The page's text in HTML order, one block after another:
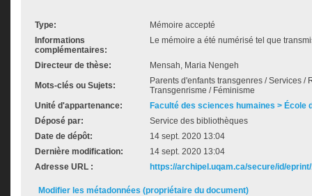
Type:
Mémoire accepté
Informations
complémentaires:
Le mémoire a été numérisé tel que
Directeur de thèse: Mensah, Maria Nengeh
Mots-clés ou Sujets:
Parents d'enfants transgenres / Services /
Transgenrisme / Féminisme
Unité d'appartenance:
Faculté des sciences humaines > École
Déposé par:
Service des bibliothèques
Date de dépôt:
14 sept. 2020 13:04
Dernière modification:
14 sept. 2020 13:04
Adresse URL :
https://archipel.uqam.ca/secure/id/
Modifier les métadonnées (propriétaire du document)